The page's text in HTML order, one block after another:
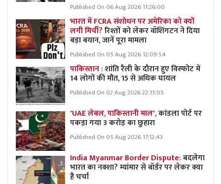
Published On 06 Aug 2026 11:26:00
भारत में FCRA संशोधन पर अमेरिका को क्यों
लगी मिर्ची?रिश्तों को लेकर वॉशिंगटन ने दिया
बड़ा बयान, जानें पूरा मामला
Published On 05 Aug 2026 12:09:54
पाकिस्तान :शांति रैली के दौरान हुए विस्फोट में
14 लोगों की मौत, 15 से अधिक घायल
Published On 02 Aug 2026 22:13:05
'UAE लेबल, पाकिस्तानी माल',कांडला पोर्ट पर
पकड़ा गया 3 करोड़ का छुहारा
Published On 05 Aug 2026 17:12:43
India Myanmar Border Dispute:बदलेगा
भारत का नक्शा? म्यांमार से बॉर्डर पर लेकर क्या
है चर्चा